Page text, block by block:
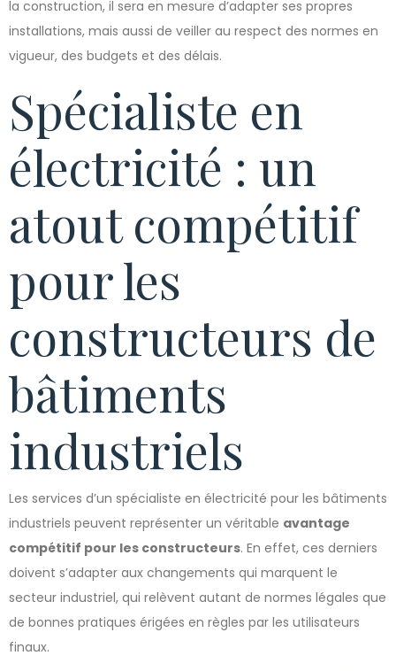
la construction, il sera en mesure d’adapter ses propres
installations, mais aussi de veiller au respect des normes en
vigueur, des budgets et des délais.
Spécialiste en
électricité : un
atout compétitif
pour les
constructeurs de
bâtiments
industriels
Les services d’un spécialiste en électricité pour les bâtiments
industriels peuvent représenter un véritable avantage
compétitif pour les constructeurs. En effet, ces derniers
doivent s’adapter aux changements qui marquent le
secteur industriel, qui relèvent autant de normes légales que
de bonnes pratiques érigées en règles par les utilisateurs
finaux.